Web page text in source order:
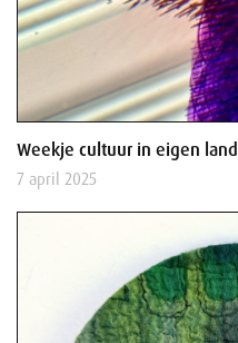
Weekje cultuur in eigen land
7 april 2025